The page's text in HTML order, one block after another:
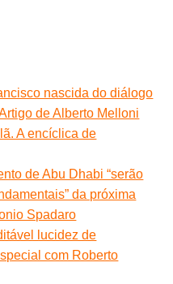
nascida do diálogo
de Alberto Melloni
A encíclica de
de Abu Dhabi “serão
da próxima
Spadaro
lucidez de
com Roberto